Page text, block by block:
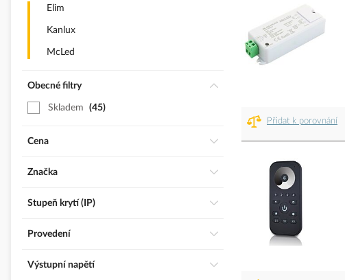
Přidat k porovnání
Elim
Kanlux
McLed
Obecné filtry
Skladem 45
Cena
Značka
Stupeň krytí (IP)
Provedení
Výstupní napětí